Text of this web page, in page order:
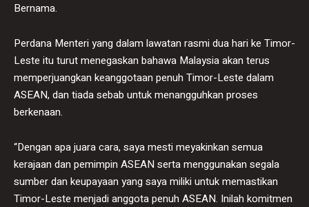
Bernama.
Perdana Menteri yang dalam lawatan rasmi dua hari ke Timor-
Leste itu turut menegaskan bahawa Malaysia akan terus
memperjuangkan keanggotaan penuh Timor-Leste dalam
ASEAN, dan tiada sebab untuk menangguhkan proses
berkenaan.
“Dengan apa juara cara, saya mesti meyakinkan semua
kerajaan dan pemimpin ASEAN serta menggunakan segala
sumber dan keupayaan yang saya miliki untuk memastikan
Timor-Leste menjadi anggota penuh ASEAN. Inilah komitmen